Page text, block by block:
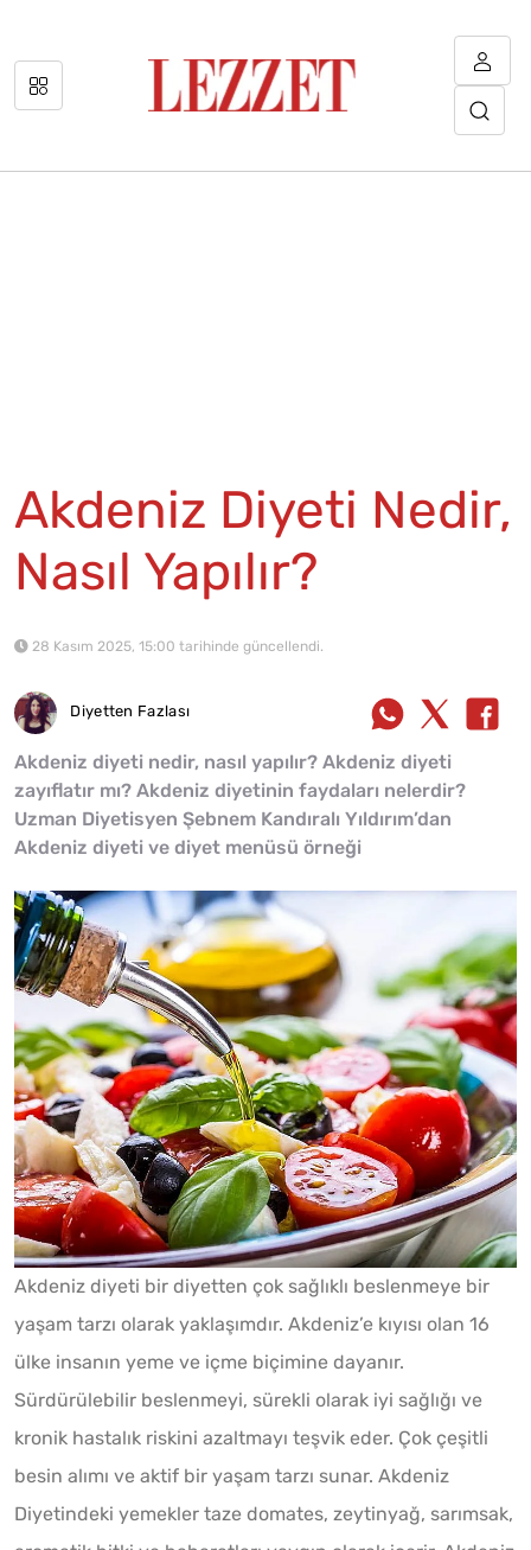
Akdeniz Diyeti Nedir,
Nasıl Yapılır?
28 Kasım 2025, 15:00 tarihinde güncellendi.
Diyetten Fazlası
Akdeniz diyeti nedir, nasıl yapılır? Akdeniz diyeti
zayıflatır mı? Akdeniz diyetinin faydaları nelerdir?
Uzman Diyetisyen Şebnem Kandıralı Yıldırım’dan
Akdeniz diyeti ve diyet menüsü örneği
Akdeniz diyeti bir diyetten çok sağlıklı beslenmeye bir
yaşam tarzı olarak yaklaşımdır. Akdeniz’e kıyısı olan 16
ülke insanın yeme ve içme biçimine dayanır.
Sürdürülebilir beslenmeyi, sürekli olarak iyi sağlığı ve
kronik hastalık riskini azaltmayı teşvik eder. Çok çeşitli
besin alımı ve aktif bir yaşam tarzı sunar. Akdeniz
Diyetindeki yemekler taze domates, zeytinyağ, sarımsak,